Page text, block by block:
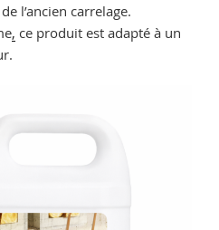
l’ancien carrelage.
, ce produit est adapté à un